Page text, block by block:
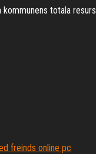
totala
freinds online pc